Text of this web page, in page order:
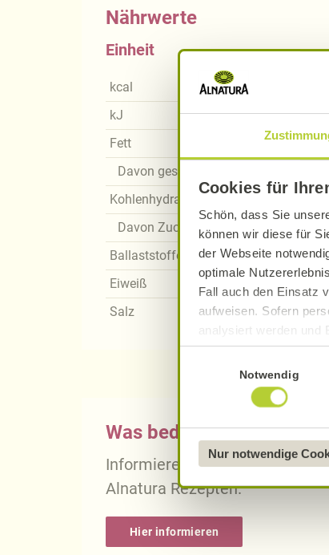
Cookies für
Schön, dass Sie
können wir diese für
der Webseite
optimale
Fall auch den Einsatz
aufweisen. Sofern
analysiert werden
Datenverarbeitung
Datenschutzerklärung
Näheres über uns
Notwendig
Nur notwendige
Nährwerte
Einheit
kcal
kJ
Fett
Davon gesättigte Fettsäuren
Kohlenhydrate
Davon Zucker
Ballaststoffe
Eiweiß
Salz
Was bedeutet vegan,
Informieren Sie sich über die
Alnatura Rezepten.
Hier informieren